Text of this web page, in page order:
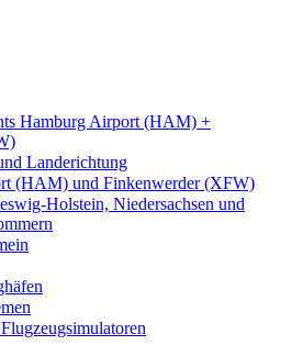
Hamburg Airport (HAM) +
Landerichtung
(HAM) und Finkenwerder (XFW)
Holstein, Niedersachsen und